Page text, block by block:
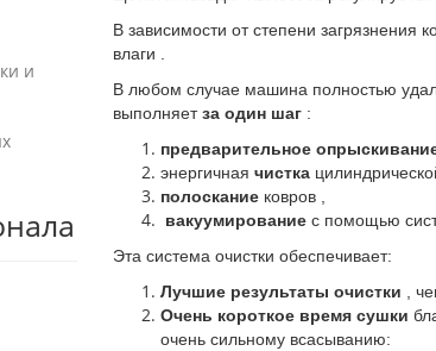
и
В зависимости от степени загрязнения
влаги .
В любом случае машина полностью
выполняетза один шаг:
предварительное
энергичная чистка
полосканиековров ,
вакуумированиес помощью
Эта система очистки обеспечивает:
Лучшие результаты очистки ,
Очень короткое время сушки
очень сильному всасыванию: